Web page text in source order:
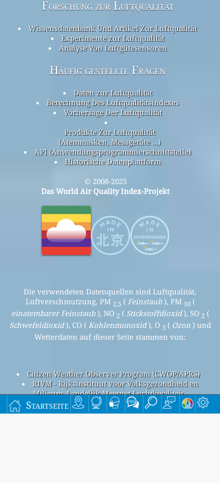
Startseite
Forschung zur Luftqualität
Wissensdatenbank Und Artikel Zur Luftqualität
Experimente zur Luftqualität
Analyse Von Luftgütesensoren
Häufig gestellte Fragen
Daten zur Luftqualität
Berechnung Des Luftqualitätsindexes
Vorhersage Der Luftqualität
Produkte Zur Luftqualität
(Atemmasken, Messgeräte ...)
API (Anwendungsprogrammierschnittstelle)
Historische Datenplattform
© 2008-2025
Das World Air Quality Index-Projekt
Die verwendeten Datenquellen sind Luftqualität,
Luftverschmutzung, PM 2,5 ( Feinstaub), PM 10(
einatembarer Feinstaub), NO 2 ( Stickstoffdioxid), SO 2 (
Schwefeldioxid), CO ( Kohlenmonoxid), O 3 ( Ozon) und
Wetterdaten auf dieser Seite stammen von:
Citizen Weather Observer Program (CWOP/APRS)
RIVM - Rijksinstituut voor Volksgezondheid en
Milieum, Landelijk Meetnet Luchtkwaliteit
Luftverschmutzung in de Jongweg, Utrecht
Beijing overall air quality index is 16